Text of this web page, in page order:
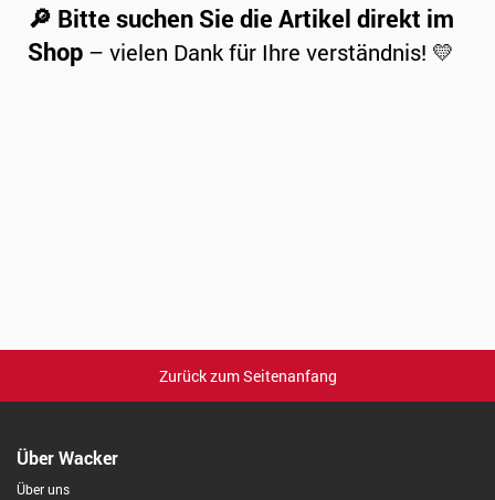
🔎 Bitte suchen Sie die Artikel direkt im
Shop – vielen Dank für Ihre verständnis! 💛
Zurück zum Seitenanfang
Über Wacker
Über uns